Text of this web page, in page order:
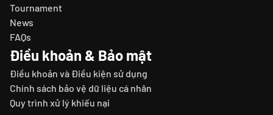
Tournament
News
FAQs
Điều khoản & Bảo mật
Điều khoản và Điều kiện sử dụng
Chính sách bảo vệ dữ liệu cá nhân
Quy trình xử lý khiếu nại